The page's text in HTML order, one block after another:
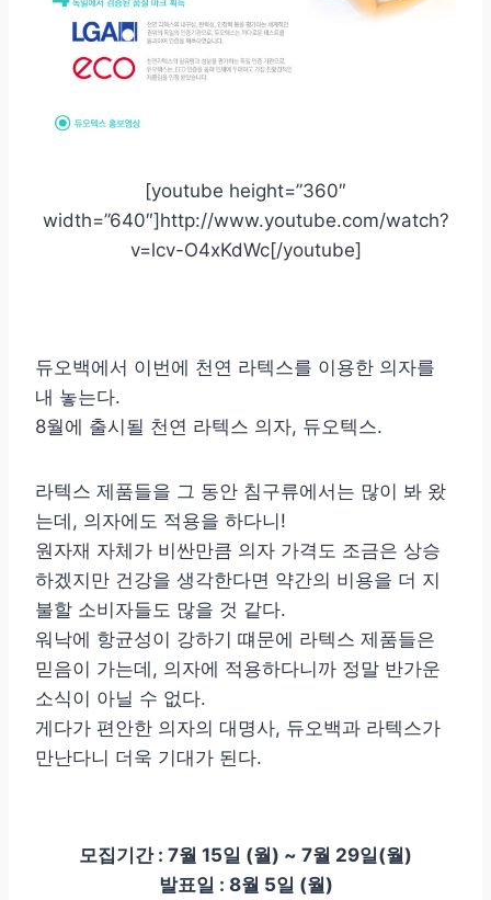
[youtube height=”360″
width=”640″]http://www.youtube.com/watch?
v=lcv-O4xKdWc[/youtube]
듀오백에서 이번에 천연 라텍스를 이용한 의자를
내 놓는다.
8월에 출시될 천연 라텍스 의자, 듀오텍스.
라텍스 제품들을 그 동안 침구류에서는 많이 봐 왔
는데, 의자에도 적용을 하다니!
원자재 자체가 비싼만큼 의자 가격도 조금은 상승
하겠지만 건강을 생각한다면 약간의 비용을 더 지
불할 소비자들도 많을 것 같다.
워낙에 항균성이 강하기 떄문에 라텍스 제품들은
믿음이 가는데, 의자에 적용하다니까 정말 반가운
소식이 아닐 수 없다.
게다가 편안한 의자의 대명사, 듀오백과 라텍스가
만난다니 더욱 기대가 된다.
모집기간 : 7월 15일 (월) ~ 7월 29일(월)
발표일 : 8월 5일 (월)